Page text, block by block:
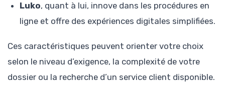
Luko, quant à lui, innove dans les procédures en
ligne et offre des expériences digitales simplifiées.
Ces caractéristiques peuvent orienter votre choix
selon le niveau d’exigence, la complexité de votre
dossier ou la recherche d’un service client disponible.